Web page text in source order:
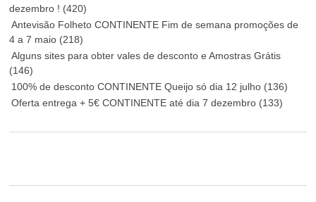
dezembro ! (420)
Antevisão Folheto CONTINENTE Fim de semana promoções de
4 a 7 maio (218)
Alguns sites para obter vales de desconto e Amostras Grátis
(146)
100% de desconto CONTINENTE Queijo só dia 12 julho (136)
Oferta entrega + 5€ CONTINENTE até dia 7 dezembro (133)